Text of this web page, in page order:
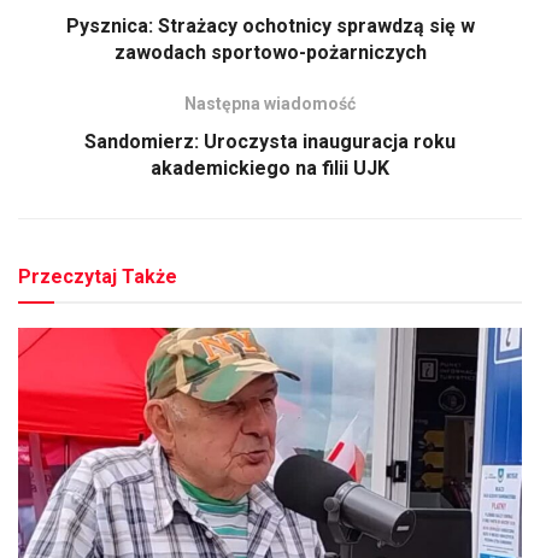
Pysznica: Strażacy ochotnicy sprawdzą się w
zawodach sportowo-pożarniczych
Następna wiadomość
Sandomierz: Uroczysta inauguracja roku
akademickiego na filii UJK
Przeczytaj Także